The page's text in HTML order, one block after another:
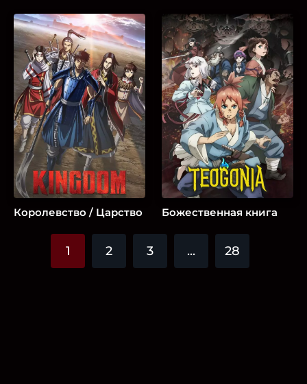
Королевство / Царство Божественная книга
1 2 3 ... 28